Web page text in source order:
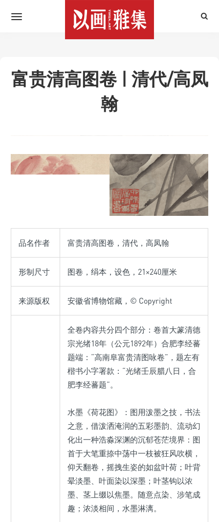
富贵清高图卷 | 清代/高凤
翰
品名作者 富贵清高图卷，清代，高凤翰
形制尺寸 图卷，绢本，设色，21×240厘米
来源版权 安徽省博物馆藏，© Copyright
全卷内容共分四个部分：卷首大篆清德
宗光绪18年（公元1892年）合肥李经蕃
题端：“高南阜富贵清图咏卷”，题左有
楷书小字署款：“光绪壬辰腊八日，合
肥李经蕃题”。
水墨《荷花图》：图用泼墨之技，书法
之意，借泼洒淹润的五彩墨韵、流动幻
化出一种浩淼深渊的沉郁苍茫境界：图
首于大笔重捺中荡中一枝被狂风吹横，
仰天翻卷，摇拽生姿的如盆叶荷；叶背
晕淡墨、叶面染以深墨；叶茎钩以浓
墨、茎上缀以焦墨。随意点染、涉笔成
趣；浓淡相间，水墨淋漓。